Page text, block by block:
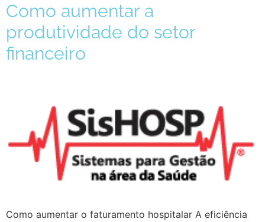
Como aumentar a
produtividade do setor
financeiro
Como aumentar o faturamento hospitalar A eficiência